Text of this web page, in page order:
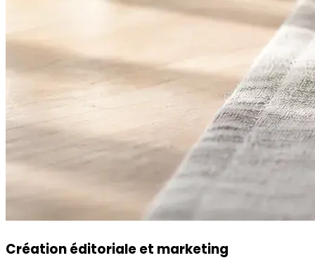
Création éditoriale et marketing